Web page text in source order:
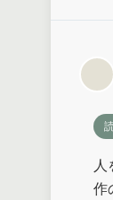
人
作